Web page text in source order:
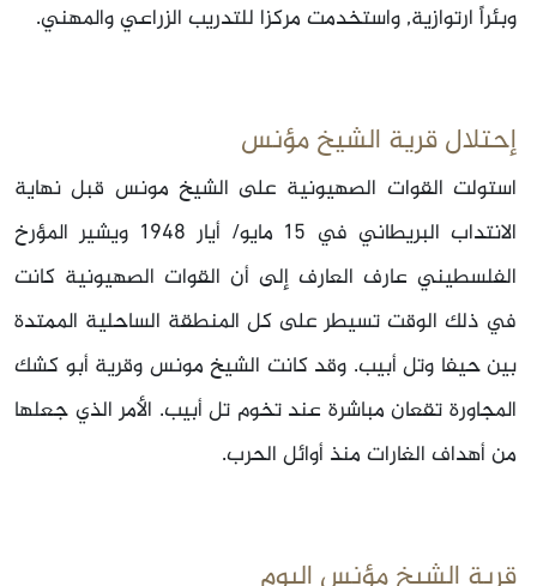
وبئراً ارتوازية, واستخدمت مركزا للتدريب الزراعي والمهني.
إحتلال قرية الشيخ مؤنس
استولت القوات الصهيونية على الشيخ مونس قبل نهاية
الانتداب البريطاني في
15‏ مايو/ أيار 1948 ويشير المؤرخ
الفلسطيني عارف العارف إلى أن القوات الصهيونية كانت
في ذلك الوقت تسيطر على كل المنطقة الساحلية الممتدة
بين حيفا وتل أبيب. وقد كانت الشيخ مونس وقرية أبو كشك
المجاورة تقعان مباشرة عند تخوم تل أبيب. الأمر الذي جعلها
من أهداف الغارات منذ أوائل الحرب.